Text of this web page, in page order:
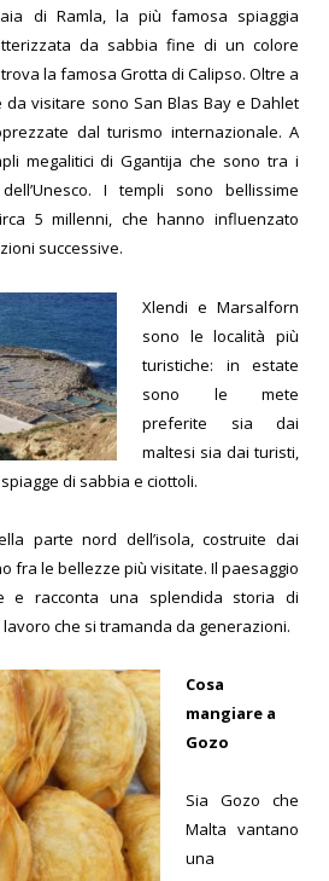
di Ramla, la più famosa spiaggia
da sabbia fine di un colore
la famosa Grotta di Calipso. Oltre a
da visitare sono San Blas Bay e Dahlet
dal turismo internazionale. A
megalitici di Ggantija che sono tra i
I templi sono bellissime
5 millenni, che hanno influenzato
successive.
Xlendi e Marsalforn
sono le località più
turistiche: in estate
sono le mete
preferite sia dai
maltesi sia dai turisti,
di sabbia e ciottoli.
parte nord dell’isola, costruite dai
fra le bellezze più visitate. Il paesaggio
e racconta una splendida storia di
che si tramanda da generazioni.
Cosa
mangiare a
Gozo
Sia Gozo che
Malta vantano
una